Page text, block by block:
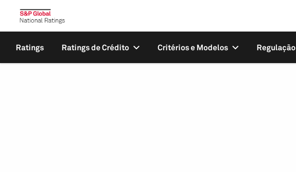
Ratings Ratings de Crédito Critérios e Modelos Regulação